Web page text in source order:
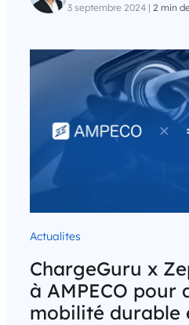
3 septembre 2024 | 2 min
Actualites
ChargeGuru x
à AMPECO pour
mobilité durable